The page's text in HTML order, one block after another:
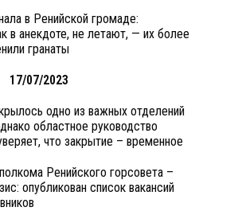
в Ренийской громаде:
в анекдоте, не летают, — их более
гранаты
17/07/2023
одно из важных отделений
областное руководство
что закрытие – временное
Ренийского горсовета –
опубликован список вакансий